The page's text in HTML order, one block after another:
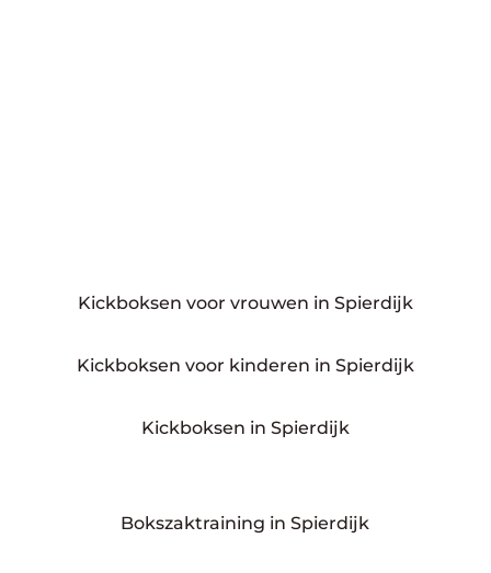
Kickboksen voor vrouwen in Spierdijk
Kickboksen voor kinderen in Spierdijk
Kickboksen in Spierdijk
Bokszaktraining in Spierdijk